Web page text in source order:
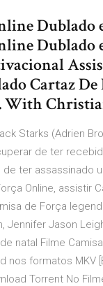
Dublado
Dublado
Cartaz
Starks (Adrien
de ter
ter assassinado
Online, assistir
de Força
Jennifer Jason
natal Filme
formatos MKV
Torrent No